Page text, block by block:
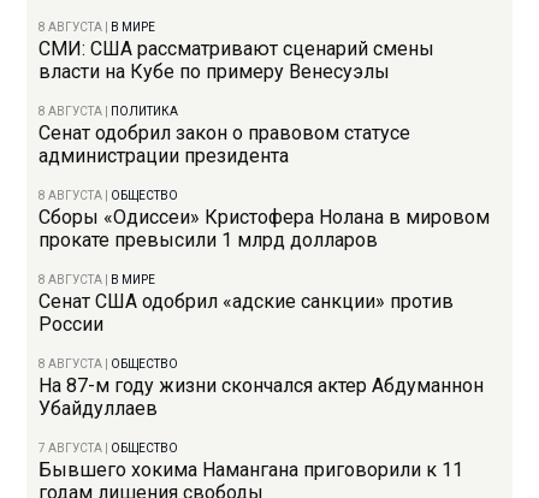
8 АВГУСТА В МИРЕ
СМИ: США рассматривают сценарий смены
власти на Кубе по примеру Венесуэлы
8 АВГУСТА ПОЛИТИКА
Сенат одобрил закон о правовом статусе
администрации президента
8 АВГУСТА ОБЩЕСТВО
Сборы «Одиссеи» Кристофера Нолана в мировом
прокате превысили 1 млрд долларов
8 АВГУСТА В МИРЕ
Сенат США одобрил «адские санкции» против
России
8 АВГУСТА ОБЩЕСТВО
На 87-м году жизни скончался актер Абдуманнон
Убайдуллаев
7 АВГУСТА ОБЩЕСТВО
Бывшего хокима Намангана приговорили к 11
годам лишения свободы